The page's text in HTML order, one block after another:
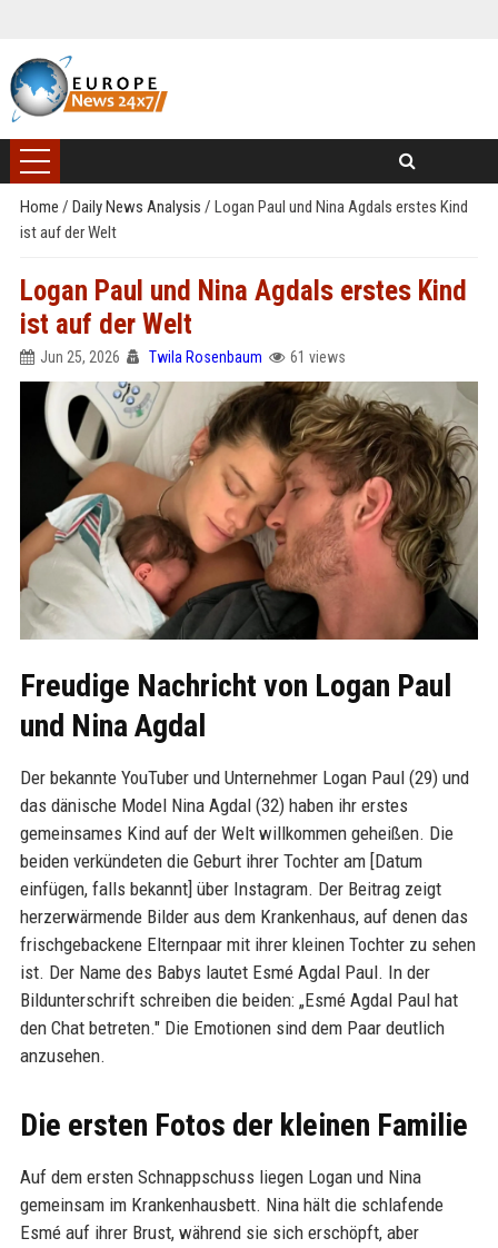
Home / Daily News Analysis / Logan Paul und Nina Agdals erstes Kind
ist auf der Welt
Logan Paul und Nina Agdals erstes Kind
ist auf der Welt
Jun 25, 2026 Twila Rosenbaum 61 views
Freudige Nachricht von Logan Paul
und Nina Agdal
Der bekannte YouTuber und Unternehmer Logan Paul (29) und
das dänische Model Nina Agdal (32) haben ihr erstes
gemeinsames Kind auf der Welt willkommen geheißen. Die
beiden verkündeten die Geburt ihrer Tochter am [Datum
einfügen, falls bekannt] über Instagram. Der Beitrag zeigt
herzerwärmende Bilder aus dem Krankenhaus, auf denen das
frischgebackene Elternpaar mit ihrer kleinen Tochter zu sehen
ist. Der Name des Babys lautet Esmé Agdal Paul. In der
Bildunterschrift schreiben die beiden: „Esmé Agdal Paul hat
den Chat betreten." Die Emotionen sind dem Paar deutlich
anzusehen.
Die ersten Fotos der kleinen Familie
Auf dem ersten Schnappschuss liegen Logan und Nina
gemeinsam im Krankenhausbett. Nina hält die schlafende
Esmé auf ihrer Brust, während sie sich erschöpft, aber